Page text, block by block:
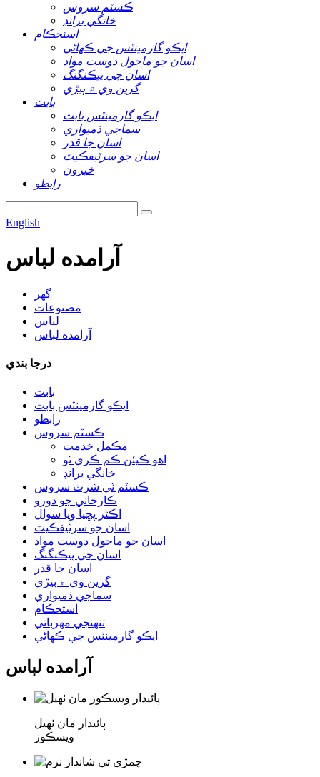
ڪسٽم سروس
خانگي برانڊ
استحڪام
ايڪو گارمينٽس جي ڪهاڻي
اسان جو ماحول دوست مواد
اسان جي پيڪنگنگ
گرين وي ۾ ٻيڙي
بابت
ايڪو گارمينٽس بابت
سماجي ذميواري
اسان جا قدر
اسان جو سرٽيفڪيٽ
خبرون
رابطو
English
آرامده لباس
گھر
مصنوعات
لباس
آرامده لباس
درجا بندي
بابت
ايڪو گارمينٽس بابت
رابطو
ڪسٽم سروس
مڪمل خدمت
اهو ڪيئن ڪم ڪري ٿو
خانگي برانڊ
ڪسٽم ٽي شرٽ سروس
ڪارخاني جو دورو
اڪثر پڇيا ويا سوال
اسان جو سرٽيفڪيٽ
اسان جو ماحول دوست مواد
اسان جي پيڪنگنگ
اسان جا قدر
گرين وي ۾ ٻيڙي
سماجي ذميواري
استحڪام
تنهنجي مهرباني
ايڪو گارمينٽس جي ڪهاڻي
آرامده لباس
پائيدار مان ٺهيل
ويسڪوز